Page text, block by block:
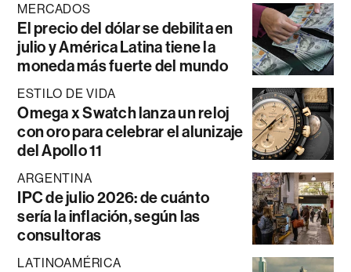
MERCADOS
El precio del dólar se debilita en
julio y América Latina tiene la
moneda más fuerte del mundo
ESTILO DE VIDA
Omega x Swatch lanza un reloj
con oro para celebrar el alunizaje
del Apollo 11
ARGENTINA
IPC de julio 2026: de cuánto
sería la inflación, según las
consultoras
LATINOAMÉRICA